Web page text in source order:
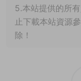
5.本站提供的所
止下載本站資源
除！